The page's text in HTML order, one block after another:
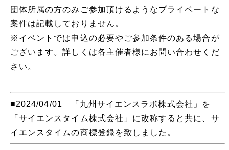
団体所属の方のみご参加頂けるようなプライベートな
案件は記載しておりません。
※イベントでは申込の必要やご参加条件のある場合が
ございます。詳しくは各主催者様にお問い合わせくだ
さい。
■2024/04/01 「九州サイエンスラボ株式会社」を
「サイエンスタイム株式会社」に改称すると共に、サ
イエンスタイムの商標登録を致しました。